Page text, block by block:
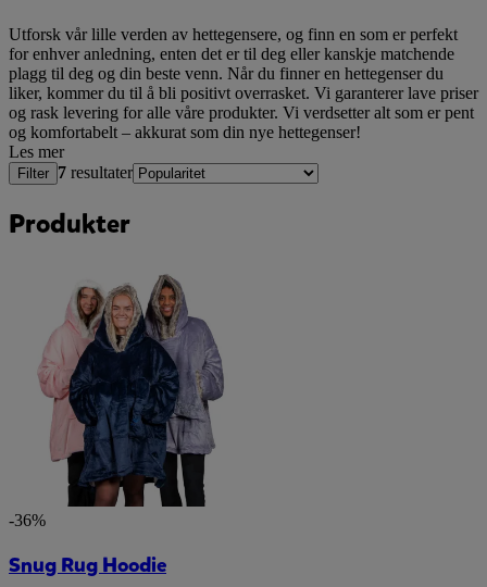
Utforsk vår lille verden av hettegensere, og finn en som er perfekt
for enhver anledning, enten det er til deg eller kanskje matchende
plagg til deg og din beste venn. Når du finner en hettegenser du
liker, kommer du til å bli positivt overrasket. Vi garanterer lave priser
og rask levering for alle våre produkter. Vi verdsetter alt som er pent
og komfortabelt – akkurat som din nye hettegenser!
Les mer
Filter 7 resultater
Produkter
-36%
Snug Rug Hoodie